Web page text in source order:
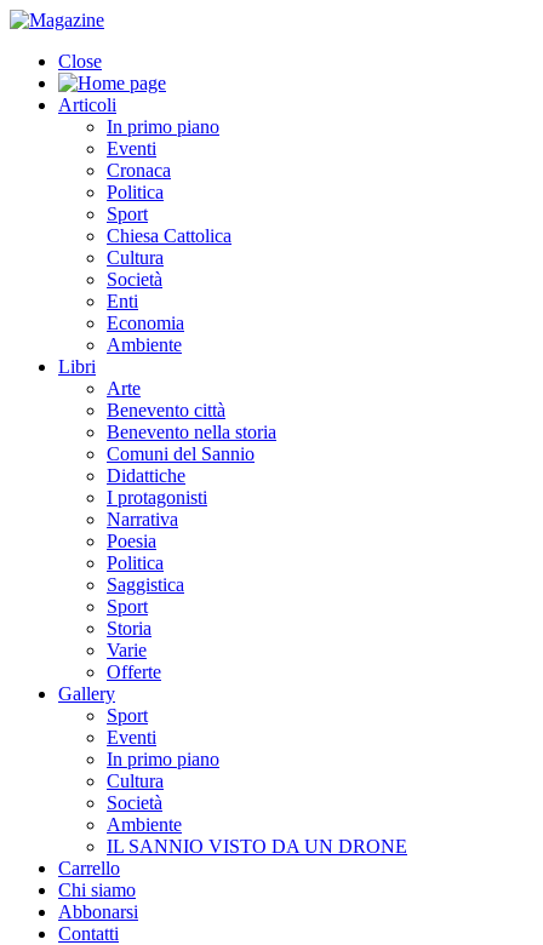
Close
Articoli
In primo piano
Eventi
Cronaca
Politica
Sport
Chiesa Cattolica
Cultura
Società
Enti
Economia
Ambiente
Libri
Arte
Benevento città
Benevento nella storia
Comuni del Sannio
Didattiche
I protagonisti
Narrativa
Poesia
Politica
Saggistica
Sport
Storia
Varie
Offerte
Gallery
Sport
Eventi
In primo piano
Cultura
Società
Ambiente
IL SANNIO VISTO DA UN DRONE
Carrello
Chi siamo
Abbonarsi
Contatti